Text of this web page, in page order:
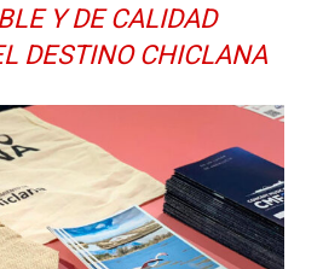
Y DE CALIDAD
DESTINO CHICLANA